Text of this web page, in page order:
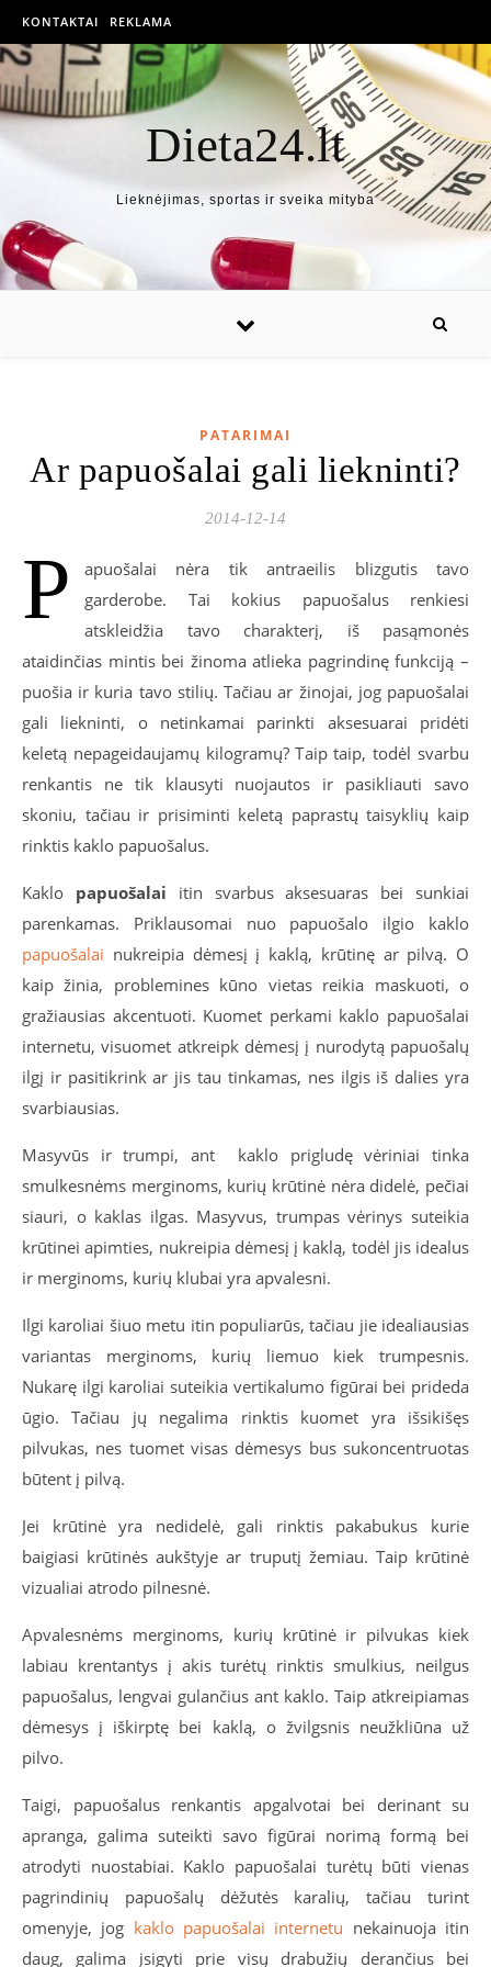
KONTAKTAI REKLAMA
Dieta24.lt
Lieknėjimas, sportas ir sveika mityba
PATARIMAI
Ar papuošalai gali liekninti?
2014-12-14
P
apuošalai nėra tik antraeilis blizgutis tavo
garderobe. Tai kokius papuošalus renkiesi
atskleidžia tavo charakterį, iš pasąmonės
ataidinčias mintis bei žinoma atlieka pagrindinę funkciją –
puošia ir kuria tavo stilių. Tačiau ar žinojai, jog papuošalai
gali liekninti, o netinkamai parinkti aksesuarai pridėti
keletą nepageidaujamų kilogramų? Taip taip, todėl svarbu
renkantis ne tik klausyti nuojautos ir pasikliauti savo
skoniu, tačiau ir prisiminti keletą paprastų taisyklių kaip
rinktis kaklo papuošalus.
Kaklo papuošalai itin svarbus aksesuaras bei sunkiai
parenkamas. Priklausomai nuo papuošalo ilgio kaklo
papuošalai nukreipia dėmesį į kaklą, krūtinę ar pilvą. O
kaip žinia, problemines kūno vietas reikia maskuoti, o
gražiausias akcentuoti. Kuomet perkami kaklo papuošalai
internetu, visuomet atkreipk dėmesį į nurodytą papuošalų
ilgį ir pasitikrink ar jis tau tinkamas, nes ilgis iš dalies yra
svarbiausias.
Masyvūs ir trumpi, ant kaklo prigludę vėriniai tinka
smulkesnėms merginoms, kurių krūtinė nėra didelė, pečiai
siauri, o kaklas ilgas. Masyvus, trumpas vėrinys suteikia
krūtinei apimties, nukreipia dėmesį į kaklą, todėl jis idealus
ir merginoms, kurių klubai yra apvalesni.
Ilgi karoliai šiuo metu itin populiarūs, tačiau jie idealiausias
variantas merginoms, kurių liemuo kiek trumpesnis.
Nukarę ilgi karoliai suteikia vertikalumo figūrai bei prideda
ūgio. Tačiau jų negalima rinktis kuomet yra išsikišęs
pilvukas, nes tuomet visas dėmesys bus sukoncentruotas
būtent į pilvą.
Jei krūtinė yra nedidelė, gali rinktis pakabukus kurie
baigiasi krūtinės aukštyje ar truputį žemiau. Taip krūtinė
vizualiai atrodo pilnesnė.
Apvalesnėms merginoms, kurių krūtinė ir pilvukas kiek
labiau krentantys į akis turėtų rinktis smulkius, neilgus
papuošalus, lengvai gulančius ant kaklo. Taip atkreipiamas
dėmesys į iškirptę bei kaklą, o žvilgsnis neužkliūna už
pilvo.
Taigi, papuošalus renkantis apgalvotai bei derinant su
apranga, galima suteikti savo figūrai norimą formą bei
atrodyti nuostabiai. Kaklo papuošalai turėtų būti vienas
pagrindinių papuošalų dėžutės karalių, tačiau turint
omenyje, jog kaklo papuošalai internetu nekainuoja itin
daug, galima įsigyti prie visų drabužių derančius bei